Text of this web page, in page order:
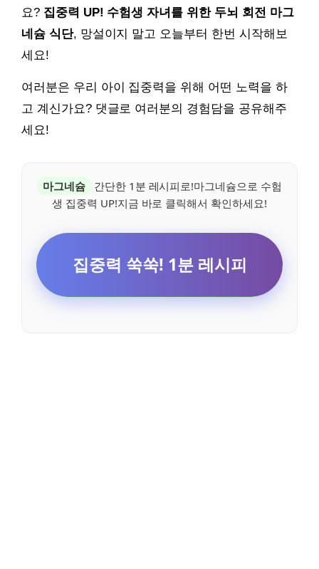
요? 집중력 UP! 수험생 자녀를 위한 두뇌 회전 마그
네슘 식단, 망설이지 말고 오늘부터 한번 시작해보
세요!
여러분은 우리 아이 집중력을 위해 어떤 노력을 하
고 계신가요? 댓글로 여러분의 경험담을 공유해주
세요!
마그네슘
간단한 1분 레시피로!마그네슘으로 수험
생 집중력 UP!지금 바로 클릭해서 확인하세요!
집중력 쑥쑥! 1분 레시피